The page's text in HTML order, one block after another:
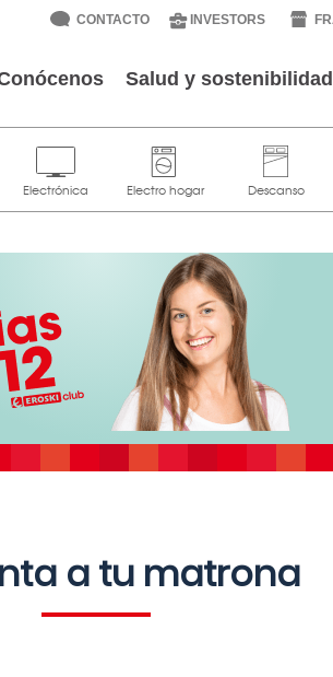
CONTACTO INVESTORS
Salud y sostenibilidad
a tu matrona